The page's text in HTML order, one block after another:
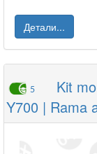
Детали...
5
Kit
Y700 | Rama